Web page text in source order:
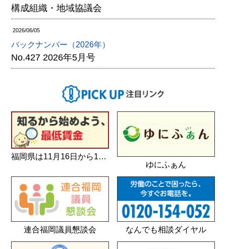
構成組織・地域協議会
2026/06/05
バックナンバー（2026年）
No.427 2026年5月号
福岡県は11月16日から1057円
ゆにふぁん
連合福岡議員懇談会 なんでも相談ダイヤル